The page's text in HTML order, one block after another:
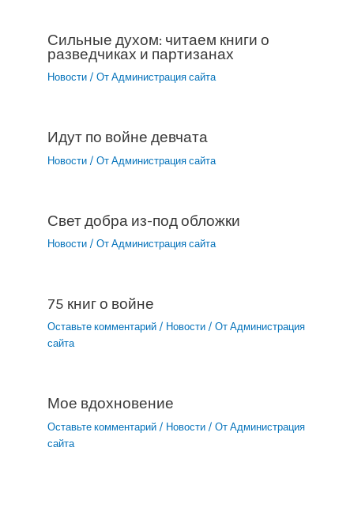
Сильные духом: читаем книги о
разведчиках и партизанах
Новости / От Администрация сайта
Идут по войне девчата
Новости / От Администрация сайта
Свет добра из-под обложки
Новости / От Администрация сайта
75 книг о войне
Оставьте комментарий / Новости / От Администрация
сайта
Мое вдохновение
Оставьте комментарий / Новости / От Администрация
сайта